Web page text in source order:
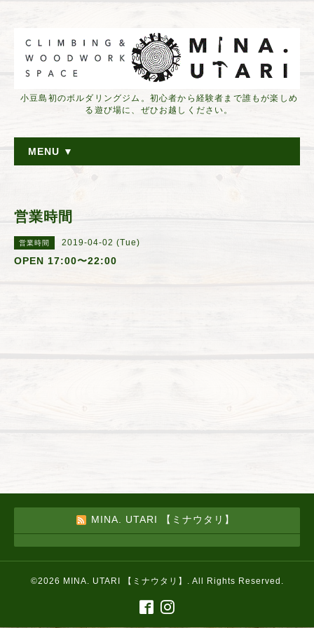
小豆島初のボルダリングジム。初心者から経験者まで誰もが楽しめ
る遊び場に、ぜひお越しください。
MENU ▼
営業時間
営業時間 2019-04-02 (Tue)
OPEN 17:00〜22:00
MINA. UTARI 【ミナウタリ】
©2026 MINA. UTARI 【ミナウタリ】 . All Rights Reserved.